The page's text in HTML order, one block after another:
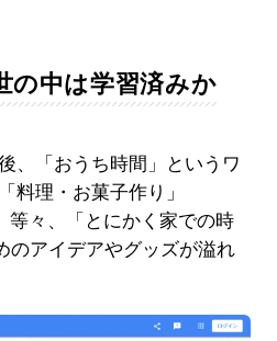
の中は学習済みか
、「おうち時間」というワ
料理・お菓子作り」
等々、「とにかく家での時
のアイデアやグッズが溢れ